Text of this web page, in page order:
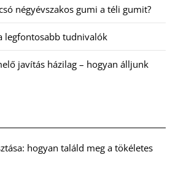
négyévszakos gumi a téli gumit?
legfontosabb tudnivalók
javítás házilag – hogyan álljunk
hogyan találd meg a tökéletes